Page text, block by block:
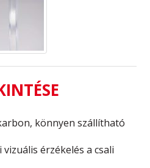
könnyen szállítható
érzékelés a csali